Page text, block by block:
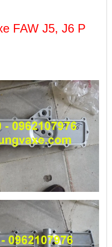
FAW J5, J6 P